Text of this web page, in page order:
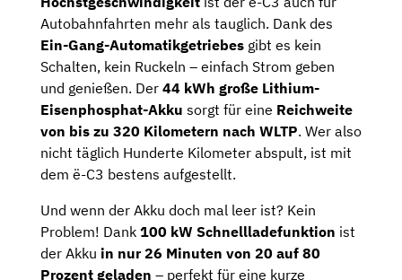
Autobahnfahrten mehr als tauglich. Dank des
Ein-Gang-Automatikgetriebes gibt es kein
Schalten, kein Ruckeln – einfach Strom geben
und genießen. Der 44 kWh große Lithium-
Eisenphosphat-Akku sorgt für eine Reichweite
von bis zu 320 Kilometern nach WLTP. Wer also
nicht täglich Hunderte Kilometer abspult, ist mit
dem ë-C3 bestens aufgestellt.
Und wenn der Akku doch mal leer ist? Kein
Problem! Dank 100 kW Schnellladefunktion ist
der Akku in nur 26 Minuten von 20 auf 80
Prozent geladen – perfekt für eine kurze